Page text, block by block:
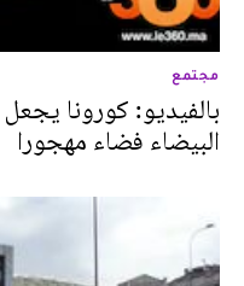
مجتمع
بالفيديو: كورونا
البيضاء فضاء مهجورا